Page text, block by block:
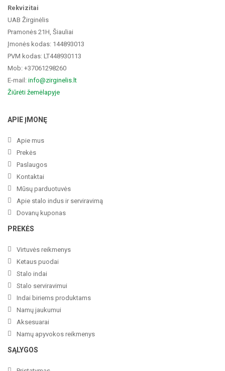
Rekvizitai
UAB Žirginėlis
Pramonės 21H, Šiauliai
Įmonės kodas: 144893013
PVM kodas: LT448930113
Mob: +37061298260
E-mail: info@zirginelis.lt
Žiūrėti žemėlapyje
APIE ĮMONĘ
Apie mus
Prekės
Paslaugos
Kontaktai
Mūsų parduotuvės
Apie stalo indus ir serviravimą
Dovanų kuponas
PREKĖS
Virtuvės reikmenys
Ketaus puodai
Stalo indai
Stalo serviravimui
Indai biriems produktams
Namų jaukumui
Aksesuarai
Namų apyvokos reikmenys
SĄLYGOS